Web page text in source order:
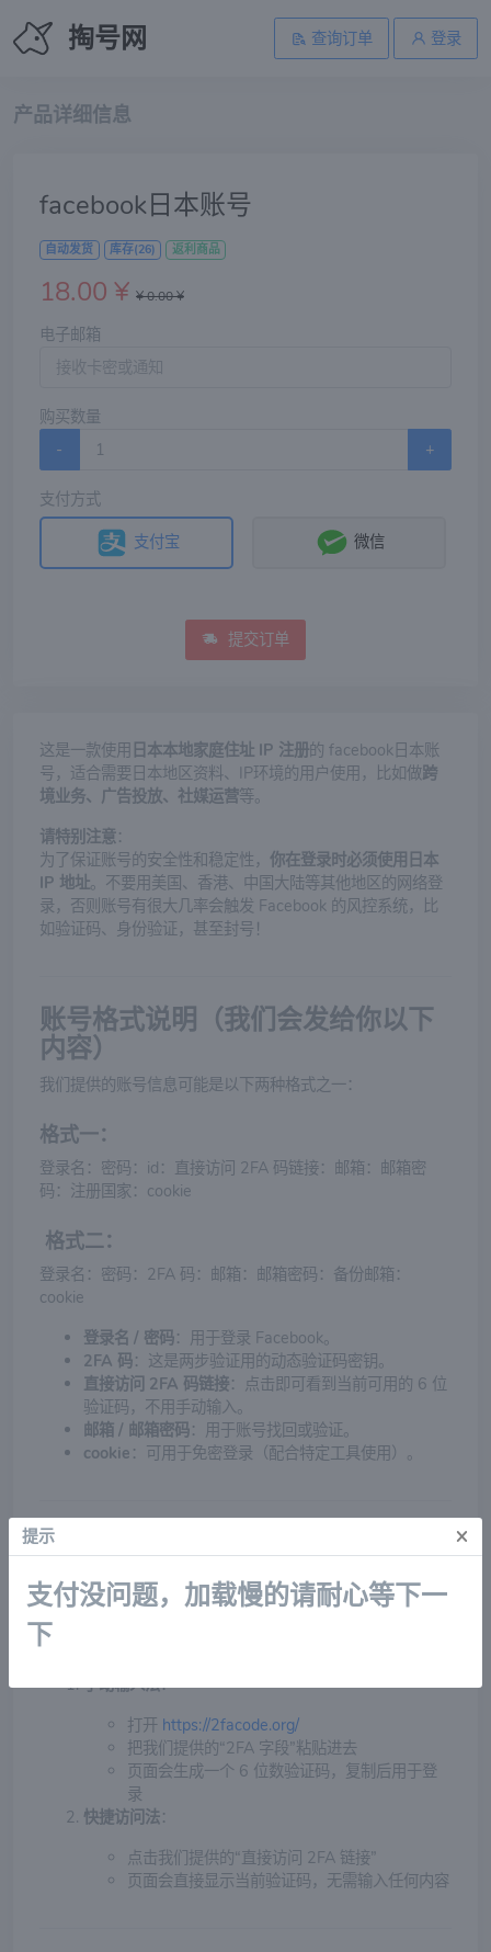
掏号网 查询订单 登录
产品详细信息
facebook日本账号
自动发货 库存(26) 返利商品
18.00 ¥ ¥ 0.00 ¥
电子邮箱
购买数量
-
+
支付方式
支付宝
微信
提交订单
这是一款使用 日本本地家庭住址 IP 注册的 facebook日本账
号，适合需要日本地区资料、IP环境的用户使用，比如做跨
境业务、广告投放、社媒运营等。
请特别注意：
为了保证账号的安全性和稳定性， 你在登录时必须使用日本
IP 地址。不要用美国、香港、中国大陆等其他地区的网络登
录，否则账号有很大几率会触发 Facebook 的风控系统，比
如验证码、身份验证，甚至封号！
账号格式说明（我们会发给你以下
内容）
我们提供的账号信息可能是以下两种格式之一：
格式一：
登录名：密码：id：直接访问 2FA 码链接：邮箱：邮箱密
码：注册国家：cookie
格式二：
登录名：密码：2FA 码：邮箱：邮箱密码：备份邮箱：
cookie
登录名 / 密码：用于登录 Facebook。
2FA 码：这是两步验证用的动态验证码密钥。
直接访问 2FA 码链接：点击即可看到当前可用的 6 位
验证码，不用手动输入。
邮箱 / 邮箱密码：用于账号找回或验证。
cookie ：可用于免密登录（配合特定工具使用）。
如何获取 2FA 验证码？
这个账号启用了两步验证（2FA），登录时会要求你输入一个
6 位数的验证码。
你可以通过以下两种方式获取这个验证码：
手动输入法：
打开 https://2facode.org/
把我们提供的“2FA 字段”粘贴进去
页面会生成一个 6 位数验证码，复制后用于登
录
快捷访问法：
点击我们提供的“直接访问 2FA 链接”
页面会直接显示当前验证码，无需输入任何内容
提示 ×
支付没问题，加载慢的请耐心等下一
下